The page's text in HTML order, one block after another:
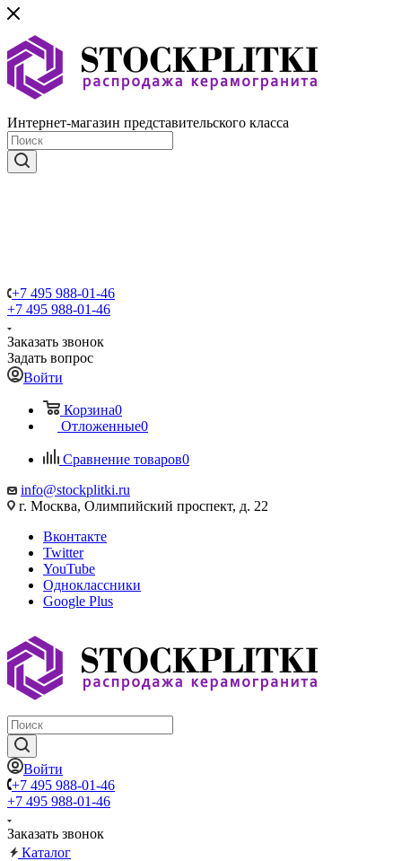
Интернет-магазин представительского класса
+7 495 988-01-46
+7 495 988-01-46
Заказать звонок
Задать вопрос
Войти
Корзина0
Отложенные0
Сравнение товаров0
info@stockplitki.ru
г. Москва, Олимпийский проспект, д. 22
Вконтакте
Twitter
YouTube
Одноклассники
Google Plus
Войти
+7 495 988-01-46
+7 495 988-01-46
Заказать звонок
Каталог